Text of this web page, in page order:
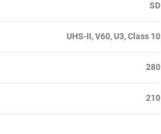
SD
UHS-II, V60, U3, Class 10
280
210